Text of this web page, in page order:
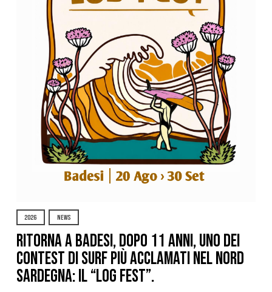
2026 NEWS
Ritorna a Badesi, dopo 11 anni, uno dei
contest di surf più acclamati nel nord
Sardegna: il “Log Fest”.